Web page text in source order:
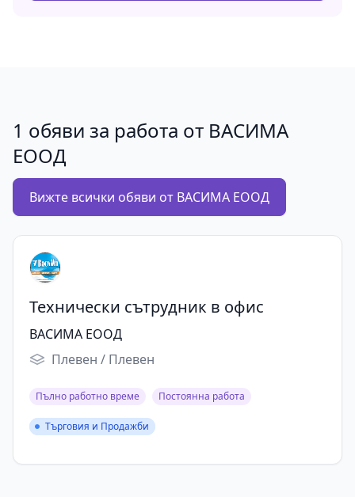
1 обяви за работа от ВАСИМА
ЕООД
Вижте всички обяви от ВАСИМА ЕООД
Технически сътрудник в офис
ВАСИМА ЕООД
Плевен / Плевен
Пълно работно време Постоянна работа
Търговия и Продажби
Търговия и Продажби